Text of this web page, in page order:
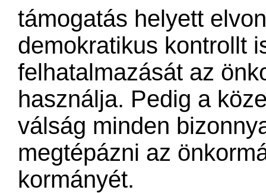
támogatás helyett
demokratikus kontrollt
felhatalmazását az
használja. Pedig a
válság minden
megtépázni az
kormányét.